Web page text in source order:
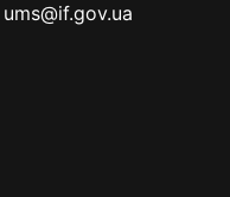
ums@if.gov.ua